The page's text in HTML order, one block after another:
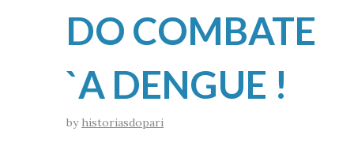
DO COMBATE
`A DENGUE !
by historiasdopari